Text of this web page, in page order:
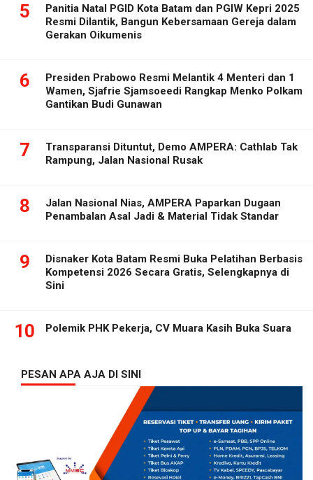
5
Panitia Natal PGID Kota Batam dan PGIW Kepri 2025
Resmi Dilantik, Bangun Kebersamaan Gereja dalam
Gerakan Oikumenis
6
Presiden Prabowo Resmi Melantik 4 Menteri dan 1
Wamen, Sjafrie Sjamsoeedi Rangkap Menko Polkam
Gantikan Budi Gunawan
7
Transparansi Dituntut, Demo AMPERA: Cathlab Tak
Rampung, Jalan Nasional Rusak
8
Jalan Nasional Nias, AMPERA Paparkan Dugaan
Penambalan Asal Jadi & Material Tidak Standar
9
Disnaker Kota Batam Resmi Buka Pelatihan Berbasis
Kompetensi 2026 Secara Gratis, Selengkapnya di
Sini
10 Polemik PHK Pekerja, CV Muara Kasih Buka Suara
PESAN APA AJA DI SINI